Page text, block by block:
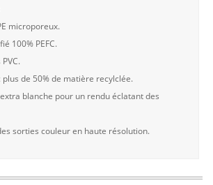
microporeux.
100% PEFC.
plus de 50% de matière recylclée.
blanche pour un rendu éclatant des
sorties couleur en haute résolution.